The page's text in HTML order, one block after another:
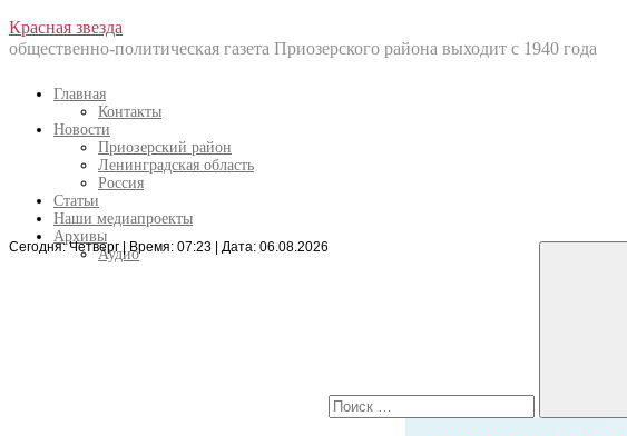
Перейти
к
Красная звезда
общественно-политическая газета Приозерского района выходит с 1940 года
Главная
Контакты
Новости
Приозерский район
Ленинградская область
Россия
Статьи
Наши медиапроекты
Архивы
Аудио
Сегодня: Четверг | Время: 07:23 | Дата: 06.08.2026